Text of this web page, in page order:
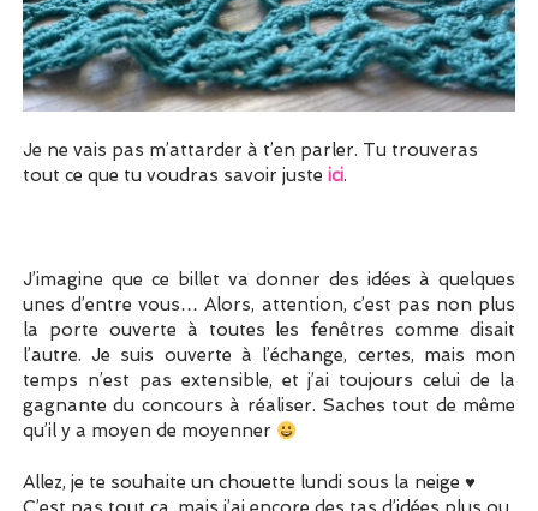
Je ne vais pas m’attarder à t’en parler. Tu trouveras
tout ce que tu voudras savoir juste ici.
J’imagine que ce billet va donner des idées à quelques
unes d’entre vous… Alors, attention, c’est pas non plus
la porte ouverte à toutes les fenêtres comme disait
l’autre. Je suis ouverte à l’échange, certes, mais mon
temps n’est pas extensible, et j’ai toujours celui de la
gagnante du concours à réaliser. Saches tout de même
qu’il y a moyen de moyenner
Allez, je te souhaite un chouette lundi sous la neige ♥